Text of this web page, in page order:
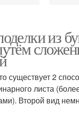
белой
тему
из
существует 2
листа
Второй вид